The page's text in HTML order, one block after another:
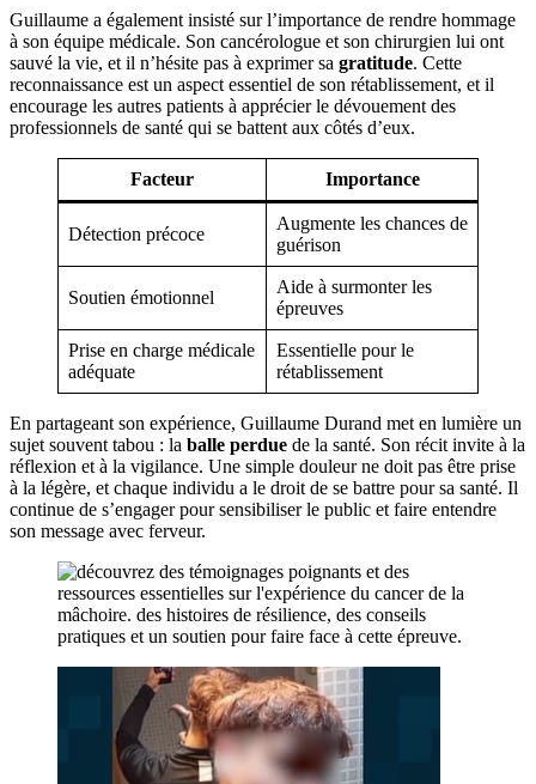
Guillaume a également insisté sur l’importance de rendre hommage
à son équipe médicale. Son cancérologue et son chirurgien lui ont
sauvé la vie, et il n’hésite pas à exprimer sa gratitude. Cette
reconnaissance est un aspect essentiel de son rétablissement, et il
encourage les autres patients à apprécier le dévouement des
professionnels de santé qui se battent aux côtés d’eux.
Facteur Importance
Détection précoce
Augmente les chances de
guérison
Soutien émotionnel
Aide à surmonter les
épreuves
Prise en charge médicale
adéquate
Essentielle pour le
rétablissement
En partageant son expérience, Guillaume Durand met en lumière un
sujet souvent tabou : la balle perdue de la santé. Son récit invite à la
réflexion et à la vigilance. Une simple douleur ne doit pas être prise
à la légère, et chaque individu a le droit de se battre pour sa santé. Il
continue de s’engager pour sensibiliser le public et faire entendre
son message avec ferveur.